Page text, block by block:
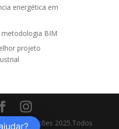
energética em
metodologia BIM
projeto
e Construções 2025.Todos